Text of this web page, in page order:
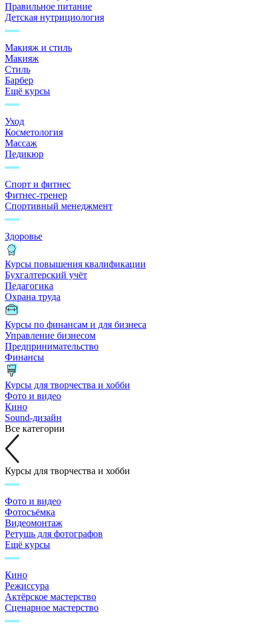
Правильное питание
Детская нутрициология
Макияж и стиль
Макияж
Стиль
Барбер
Ещё курсы
Уход
Косметология
Массаж
Педикюр
Спорт и фитнес
Фитнес-тренер
Спортивный менеджмент
Здоровье
Курсы повышения квалификации
Бухгалтерский учёт
Педагогика
Охрана труда
Курсы по финансам и для бизнеса
Управление бизнесом
Предпринимательство
Финансы
Курсы для творчества и хобби
Фото и видео
Кино
Sound-дизайн
Все категории
Курсы для творчества и хобби
Фото и видео
Фотосъёмка
Видеомонтаж
Ретушь для фотографов
Ещё курсы
Кино
Режиссура
Актёрское мастерство
Сценарное мастерство